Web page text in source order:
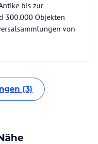
bis zur
300.000 Objekten
von
(3)